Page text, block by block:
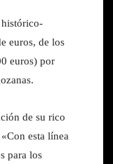
histórico-
euros, de los
euros) por
de su rico
esta línea
para los